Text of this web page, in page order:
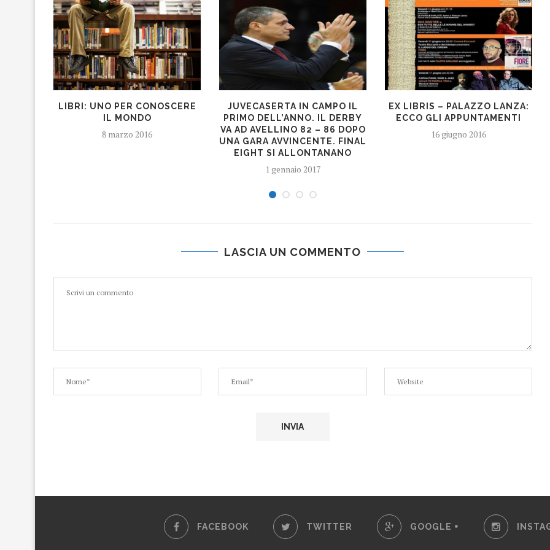
LIBRI: UNO PER CONOSCERE
IL MONDO
8 marzo 2016
JUVECASERTA IN CAMPO IL
PRIMO DELL’ANNO. IL DERBY
VA AD AVELLINO 82 – 86 DOPO
UNA GARA AVVINCENTE. FINAL
EIGHT SI ALLONTANANO
1 gennaio 2017
EX LIBRIS – PALAZZO LANZA:
ECCO GLI APPUNTAMENTI
16 giugno 2016
LASCIA UN COMMENTO
FACEBOOK TWITTER GOOGLE +